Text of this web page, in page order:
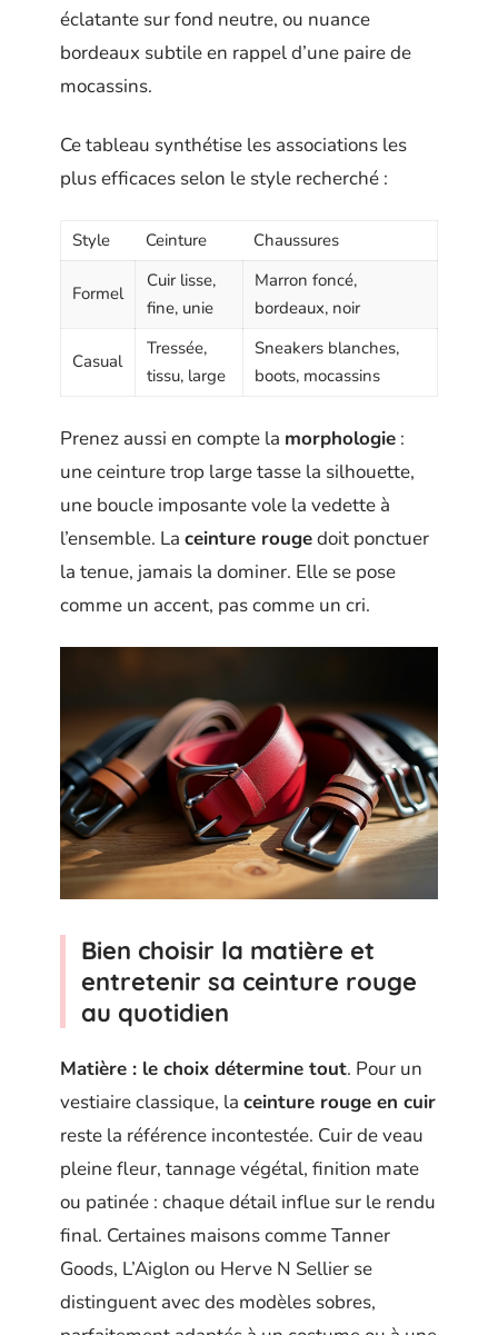
éclatante sur fond neutre, ou nuance
bordeaux subtile en rappel d’une paire de
mocassins.
Ce tableau synthétise les associations les
plus efficaces selon le style recherché :
Style Ceinture Chaussures
Formel
Cuir lisse,
fine, unie
Marron foncé,
bordeaux, noir
Casual
Tressée,
tissu, large
Sneakers blanches,
boots, mocassins
Prenez aussi en compte la morphologie :
une ceinture trop large tasse la silhouette,
une boucle imposante vole la vedette à
l’ensemble. La ceinture rougedoit ponctuer
la tenue, jamais la dominer. Elle se pose
comme un accent, pas comme un cri.
Bien choisir la matière et
entretenir sa ceinture rouge
au quotidien
Matière : le choix détermine tout. Pour un
vestiaire classique, la ceinture rouge en cuir
reste la référence incontestée. Cuir de veau
pleine fleur, tannage végétal, finition mate
ou patinée : chaque détail influe sur le rendu
final. Certaines maisons comme Tanner
Goods, L’Aiglon ou Herve N Sellier se
distinguent avec des modèles sobres,